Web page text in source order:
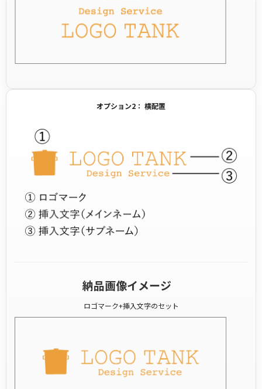
オプション2： 横配置
納品画像イメージ
ロゴマーク+挿入文字のセット